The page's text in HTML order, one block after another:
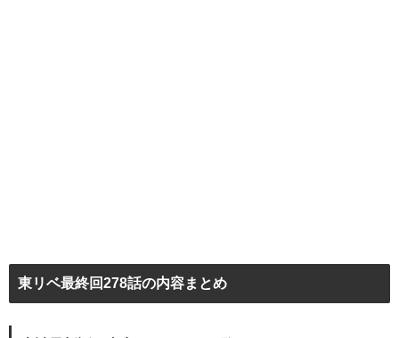
東リベ最終回278話の内容まとめ